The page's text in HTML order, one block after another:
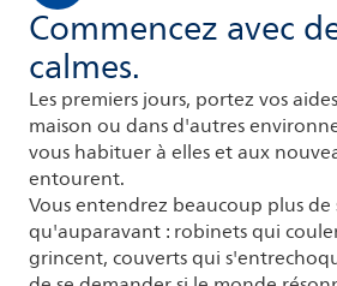
Commencez avec
calmes.
Les premiers jours, portez vos
maison ou dans d'autres
vous habituer à elles et aux
entourent.
Vous entendrez beaucoup plus de
qu'auparavant : robinets qui
grincent, couverts qui